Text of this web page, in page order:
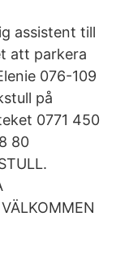
assistent till
att parkera
076-109
på
0771 450
80